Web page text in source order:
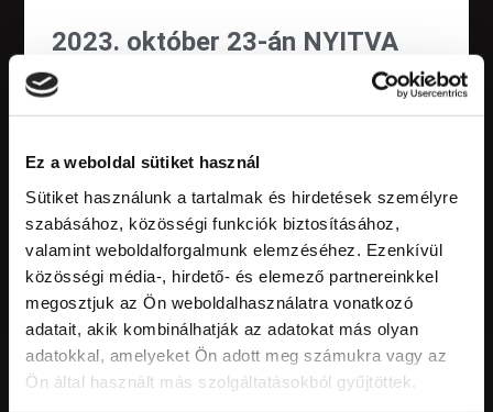
Ez a weboldal sütiket használ
Sütiket használunk a tartalmak és hirdetések személyre
szabásához, közösségi funkciók biztosításához,
valamint weboldalforgalmunk elemzéséhez. Ezenkívül
közösségi média-, hirdető- és elemező partnereinkkel
megosztjuk az Ön weboldalhasználatra vonatkozó
adatait, akik kombinálhatják az adatokat más olyan
adatokkal, amelyeket Ön adott meg számukra vagy az
Ön által használt más szolgáltatásokból gyűjtöttek.
2023. október 23-án NYITVA
vagyunk!
Várunk október 23-án is 08:00 – 20:00 között!
Tovább olvasom »